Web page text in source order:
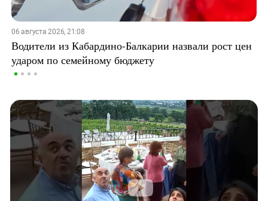
06 августа 2026, 21:08
Водители из Кабардино-Балкарии назвали рост цен
ударом по семейному бюджету